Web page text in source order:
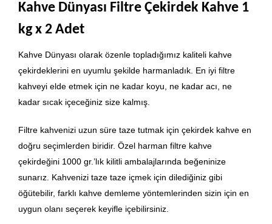
Kahve Dünyası Filtre Çekirdek Kahve 1
kg x 2 Adet
Kahve Dünyası olarak özenle topladığımız kaliteli kahve
çekirdeklerini en uyumlu şekilde harmanladık. En iyi filtre
kahveyi elde etmek için ne kadar koyu, ne kadar acı, ne
kadar sıcak içeceğiniz size kalmış.
Filtre kahvenizi uzun süre taze tutmak için çekirdek kahve en
doğru seçimlerden biridir. Özel harman filtre kahve
çekirdeğini 1000 gr.’lık kilitli ambalajlarında beğeninize
sunarız. Kahvenizi taze taze içmek için dilediğiniz gibi
öğütebilir, farklı kahve demleme yöntemlerinden sizin için en
uygun olanı seçerek keyifle içebilirsiniz.